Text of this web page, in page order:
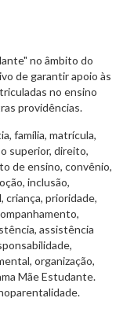
no âmbito do
de garantir apoio às
no ensino
providências.
família, matrícula,
superior, direito,
de ensino, convênio,
inclusão,
criança, prioridade,
assistência
organização,
Mãe Estudante.